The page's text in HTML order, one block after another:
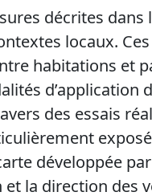
décrites dans
locaux. Ces
habitations et
d’application
des essais
développée par
et la direction des